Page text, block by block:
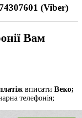
(Viber)
Вам
вписати Веко;
телефонія;